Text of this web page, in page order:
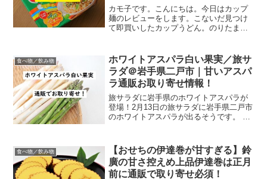
カモ子です。こんにちは。今日はカップ
麺のレビューをします。こないだ見つけ
て即買いしたカップうどん。のりたま焼
りたま好きにはたまらな～～い！明星×丸
美屋共同開発！のりた...
食べ物／飲み物
ホワイトアスパラ白い果実／旅サ
ラダ＠岩手県二戸市｜甘いアスパ
ラ通販お取り寄せ情報！
旅サラダに岩手県のホワイトアスパラが
登場！2月13日の旅サラダに岩手県二戸市
のホワイトアスパラが出るそうです。 白
アスパラ白い果実は甘い この投稿を
Inst...
食べ物／飲み物
【おせちの伊達巻が甘すぎる】鈴
廣の甘さ控えめ上品伊達巻は正月
前に通販で取り寄せ必須！